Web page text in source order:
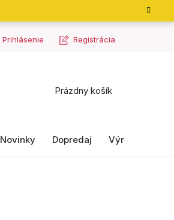
Prihlásenie Registrácia
Nákupný
Prázdny košík
Novinky Dopredaj Výrobky II.